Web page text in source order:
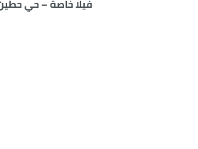
فيلا خاصة – حي